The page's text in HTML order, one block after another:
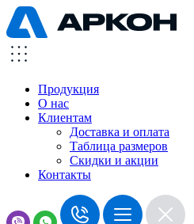
Продукция
О нас
Клиентам
Доставка и оплата
Таблица размеров
Скидки и акции
Контакты